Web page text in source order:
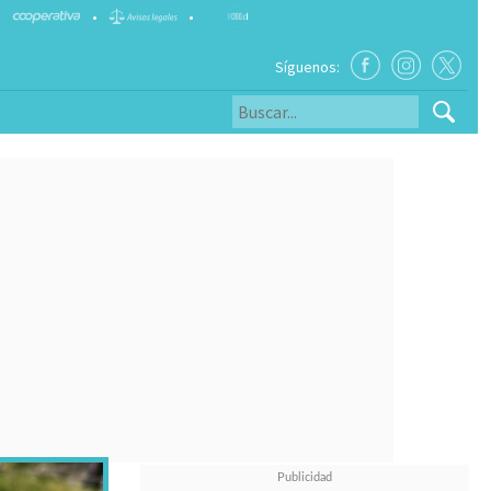
• •
Síguenos: